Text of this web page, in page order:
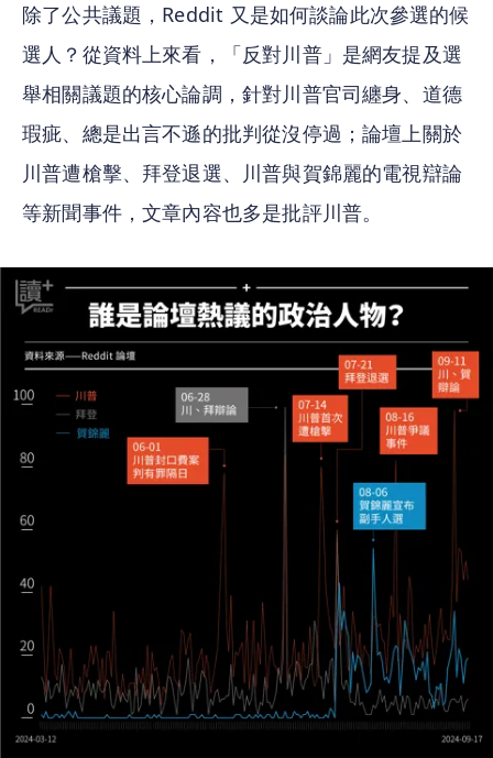
除了公共議題，Reddit 又是如何談論此次參選的候
選人？從資料上來看，「反對川普」是網友提及選
舉相關議題的核心論調，針對川普官司纏身、道德
瑕疵、總是出言不遜的批判從沒停過；論壇上關於
川普遭槍擊、拜登退選、川普與賀錦麗的電視辯論
等新聞事件，文章內容也多是批評川普。